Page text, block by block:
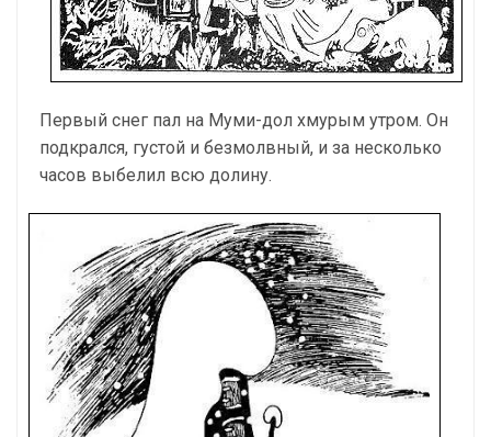
Первый снег пал на Муми-дол хмурым утром. Он
подкрался, густой и безмолвный, и за несколько
часов выбелил всю долину.